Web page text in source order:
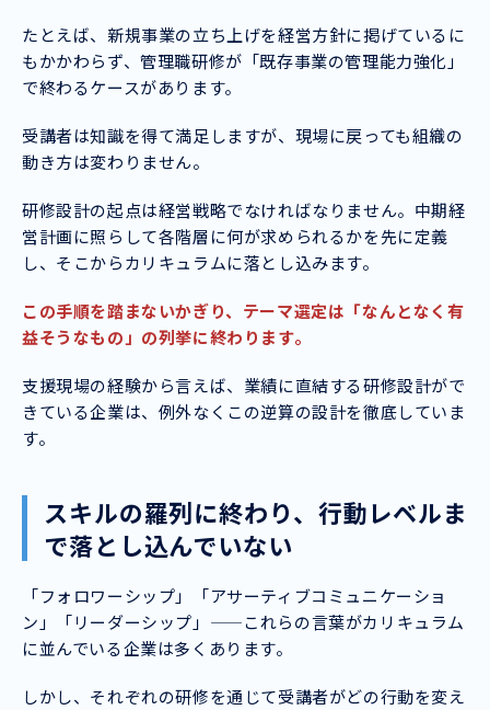
たとえば、新規事業の立ち上げを経営方針に掲げているに
もかかわらず、管理職研修が「既存事業の管理能力強化」
で終わるケースがあります。
受講者は知識を得て満足しますが、現場に戻っても組織の
動き方は変わりません。
研修設計の起点は経営戦略でなければなりません。中期経
営計画に照らして各階層に何が求められるかを先に定義
し、そこからカリキュラムに落とし込みます。
この手順を踏まないかぎり、テーマ選定は「なんとなく有
益そうなもの」の列挙に終わります。
支援現場の経験から言えば、業績に直結する研修設計がで
きている企業は、例外なくこの逆算の設計を徹底していま
す。
スキルの羅列に終わり、行動レベルま
で落とし込んでいない
「フォロワーシップ」「アサーティブコミュニケーショ
ン」「リーダーシップ」——これらの言葉がカリキュラム
に並んでいる企業は多くあります。
しかし、それぞれの研修を通じて受講者がどの行動を変え